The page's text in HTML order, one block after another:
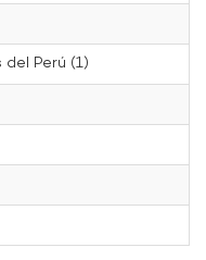
Perú (1)